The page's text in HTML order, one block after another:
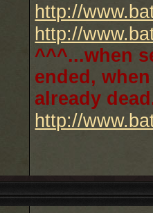
http://
http://
^^^...when
ended,
already
http://